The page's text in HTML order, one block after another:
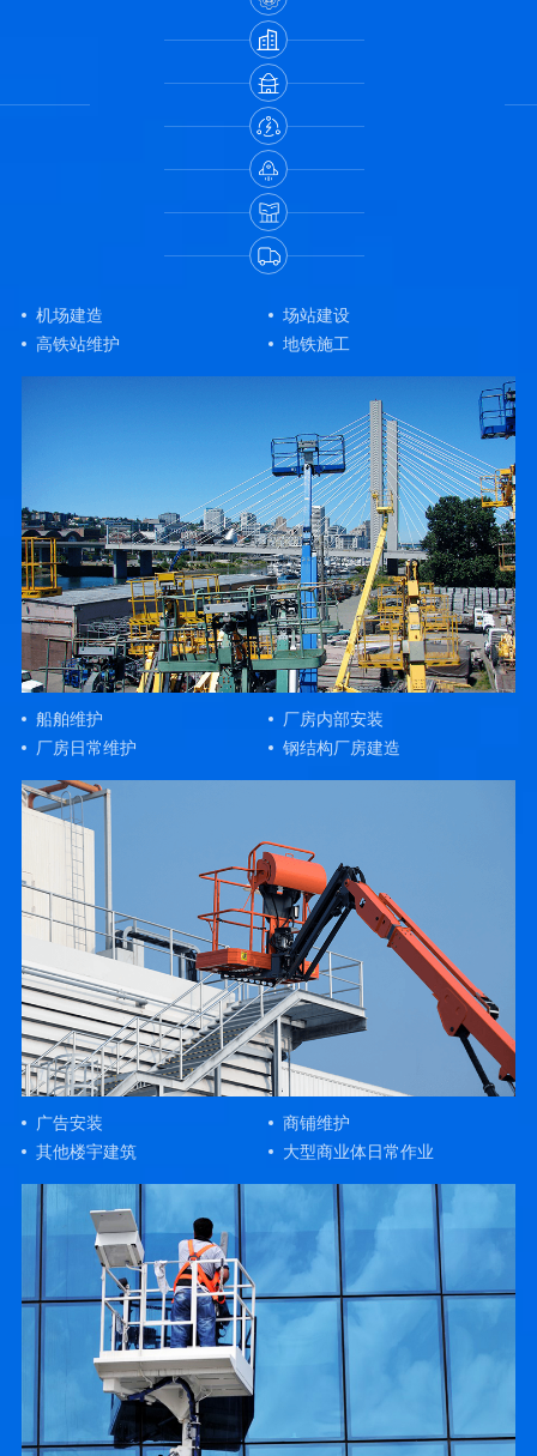
机场建造
场站建设
高铁站维护
地铁施工
船舶维护
厂房内部安装
厂房日常维护
钢结构厂房建造
广告安装
商铺维护
其他楼宇建筑
大型商业体日常作业